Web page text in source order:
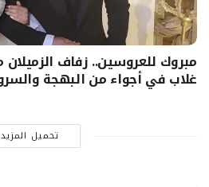
مبروك للعروسين.. زفاف
غلاب في أجواء من البهجة
تحميل المزيد